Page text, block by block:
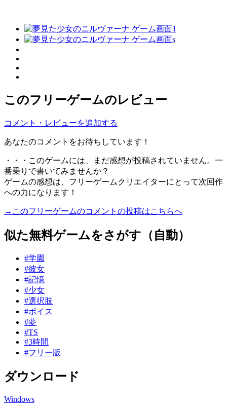
このフリーゲームのレビュー
コメント・レビューを追加する
あなたのコメントをお待ちしています！
・・・このゲームには、まだ感想が投稿されていません。一
番乗りで書いてみませんか？
ゲームの感想は、フリーゲームクリエイターにとって次回作
への力になります！
→このフリーゲームのコメントの投稿はこちらへ
似た無料ゲームをさがす（自動）
#学園
#彼女
#記憶
#少女
#選択肢
#ボイス
#夢
#TS
#3時間
#フリー版
ダウンロード
Windows